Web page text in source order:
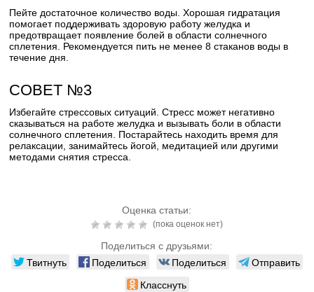
Пейте достаточное количество воды. Хорошая гидратация
помогает поддерживать здоровую работу желудка и
предотвращает появление болей в области солнечного
сплетения. Рекомендуется пить не менее 8 стаканов воды в
течение дня.
СОВЕТ №3
Избегайте стрессовых ситуаций. Стресс может негативно
сказываться на работе желудка и вызывать боли в области
солнечного сплетения. Постарайтесь находить время для
релаксации, занимайтесь йогой, медитацией или другими
методами снятия стресса.
Оценка статьи:
(пока оценок нет)
Поделиться с друзьями:
Твитнуть Поделиться Поделиться
Отправить
Класснуть